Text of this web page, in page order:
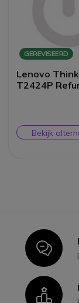
GEREVISEERD
Lenovo
T2424P
Bekijk